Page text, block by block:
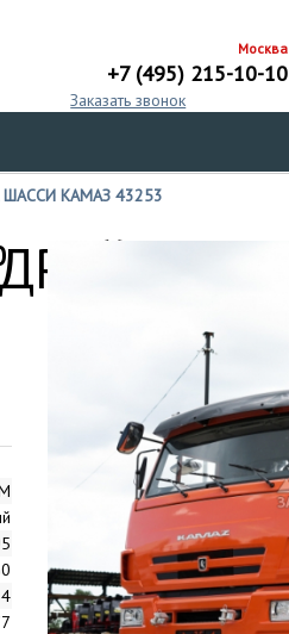
Москва
+7 (495) 215-10-10
Заказать звонок
ШАССИ КАМАЗ 43253
4